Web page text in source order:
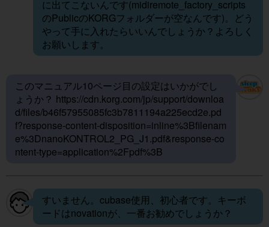
に出てこないんです(midiremote_factory_scripts
のPublicのKORGフォルダーが空なんです)。どう
やって手に入れたらいいんでしょうか？よろしく
お願いします。
このマニュアル10ページ目の設定はいかがでし
ょうか？ https://cdn.korg.com/jp/support/downloa
d/files/b46f57955085fc3b7811194a225ecd2e.pd
f?response-content-disposition=inline%3Bfilenam
e%3DnanoKONTROL2_PG_J1.pdf&response-co
ntent-type=application%2Fpdf%3B
すいません。cubase使用、初心者です。キーボ
ードはnovationが、一番お勧めでしょうか？